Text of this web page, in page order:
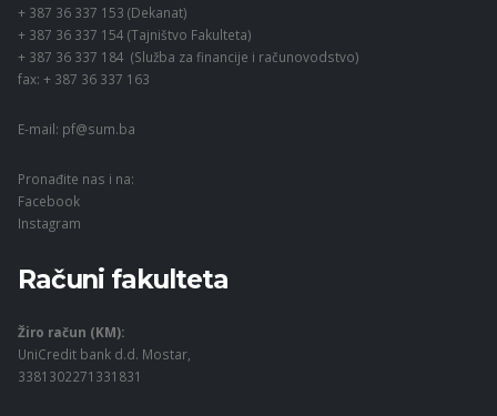
+ 387 36 337 153 (Dekanat)
+ 387 36 337 154 (Tajništvo Fakulteta)
+ 387 36 337 184 (Služba za financije i računovodstvo)
fax: + 387 36 337 163
E-mail: pf@sum.ba
Pronađite nas i na:
Facebook
Instagram
Računi fakulteta
Žiro račun (KM):
UniCredit bank d.d. Mostar,
3381302271331831